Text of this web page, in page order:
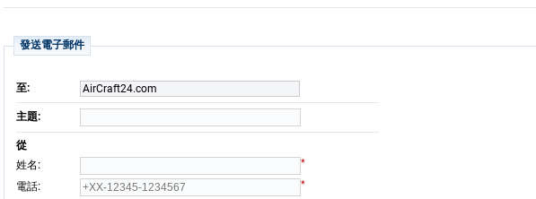
發送電子郵件
至: AirCraft24.com
主題:
從
姓名 : *
電話: *